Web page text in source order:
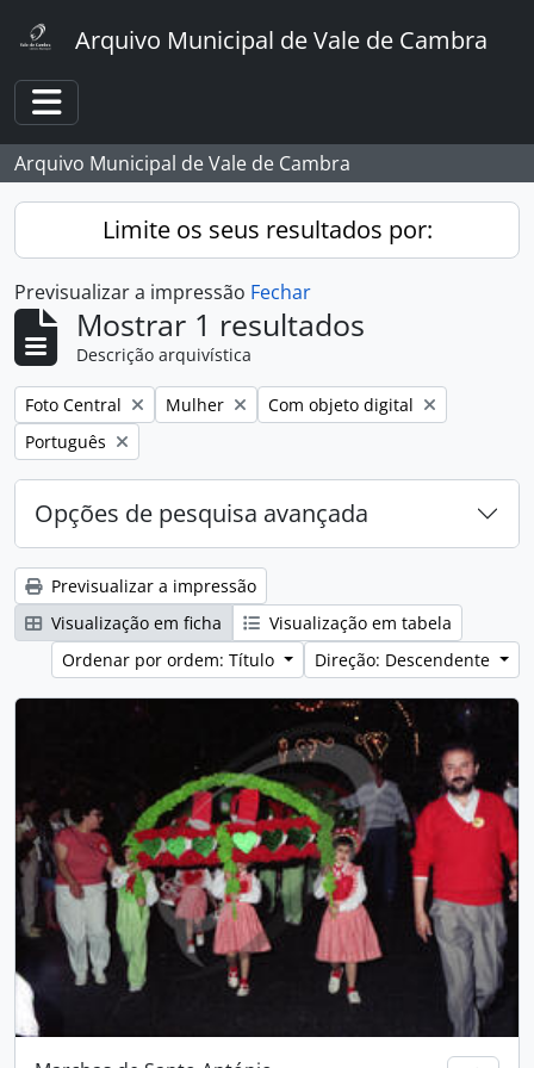
Arquivo Municipal de Vale de Cambra
Toggle navigation
Arquivo Municipal de Vale de Cambra
Limite os seus resultados por:
Previsualizar a impressão Fechar
Mostrar 1 resultados
Descrição arquivística
Remover filtro:
Foto Central Remover filtro:
Mulher Remover filtro:
Com objeto digital
Remover filtro:
Português
Opções de pesquisa avançada
Previsualizar a impressão
Visualização em ficha
Visualização em tabela
Ordenar por ordem: Título
Direção: Descendente